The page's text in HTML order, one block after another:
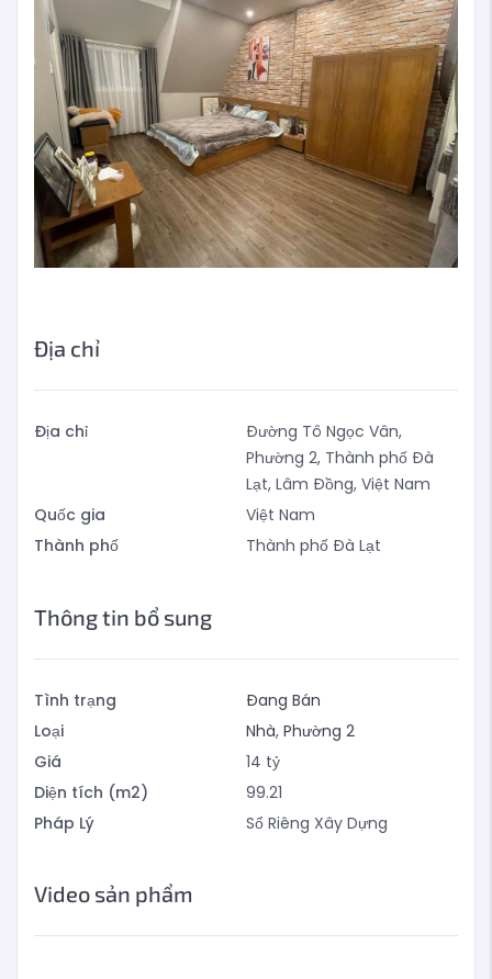
Địa chỉ
Địa chỉ
Đường Tô Ngọc Vân,
Phường 2, Thành phố Đà
Lạt, Lâm Đồng, Việt Nam
Quốc gia
Việt Nam
Thành phố
Thành phố Đà Lạt
Thông tin bổ sung
Tình trạng
Đang Bán
Loại
Nhà, Phường 2
Giá
14 tỷ
Diện tích (m2)
99.21
Pháp Lý
Sổ Riêng Xây Dựng
Video sản phẩm